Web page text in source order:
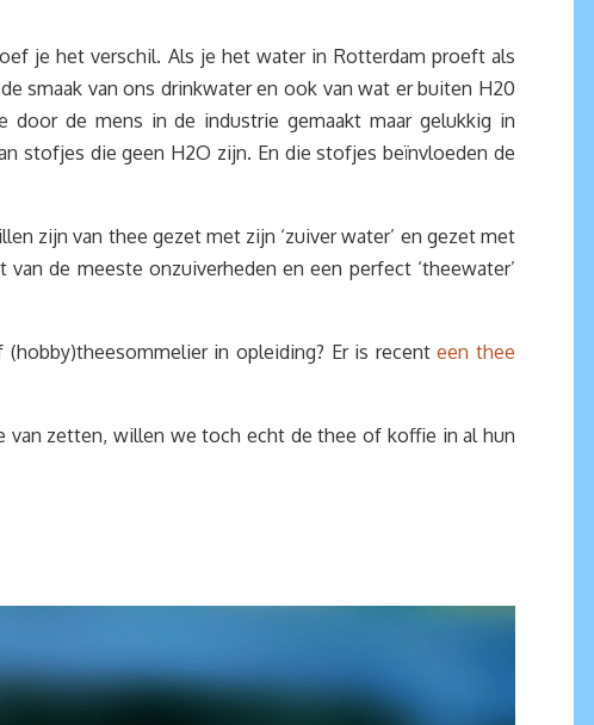
je het verschil. Als je het water in Rotterdam proeft als
smaak van ons drinkwater en ook van wat er buiten H20
door de mens in de industrie gemaakt maar gelukkig in
stofjes die geen H2O zijn. En die stofjes beïnvloeden de
zijn van thee gezet met zijn ‘zuiver water’ en gezet met
de meeste onzuiverheden en een perfect ‘theewater’
(hobby)theesommelier in opleiding? Er is recenteen thee
van zetten, willen we toch echt de thee of koffie in al hun